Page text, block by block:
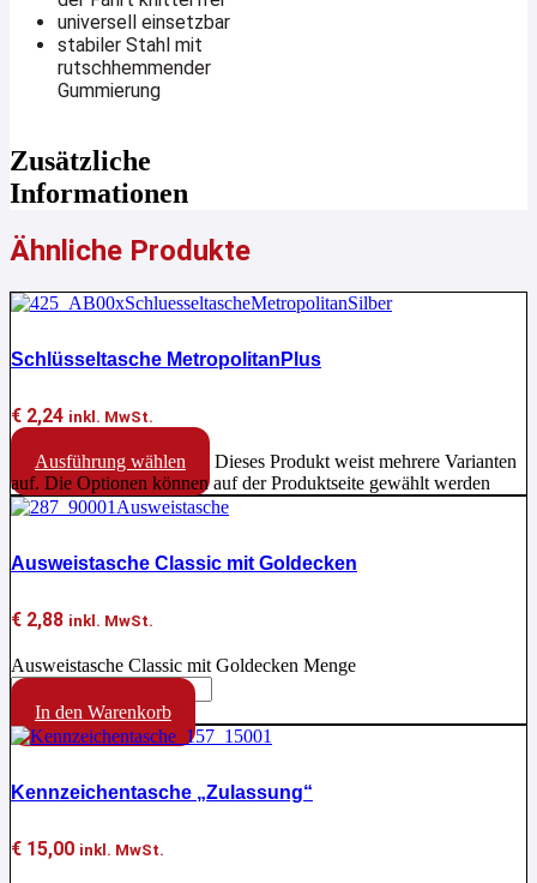
universell einsetzbar
stabiler Stahl mit
rutschhemmender
Gummierung
Zusätzliche
Informationen
Ähnliche Produkte
Schlüsseltasche MetropolitanPlus
€ 2,24 inkl. MwSt.
Ausführung wählen
Dieses Produkt weist mehrere Varianten
auf. Die Optionen können auf der Produktseite gewählt werden
Ausweistasche Classic mit Goldecken
€ 2,88 inkl. MwSt.
Ausweistasche Classic mit Goldecken Menge
In den Warenkorb
Kennzeichentasche „Zulassung“
€ 15,00 inkl. MwSt.